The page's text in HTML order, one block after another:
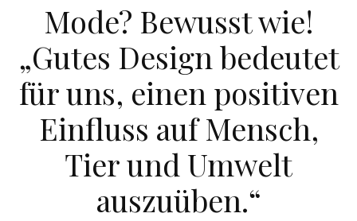
Mode? Bewusst wie!
„Gutes Design bedeutet
für uns, einen positiven
Einfluss auf Mensch,
Tier und Umwelt
auszuüben.“